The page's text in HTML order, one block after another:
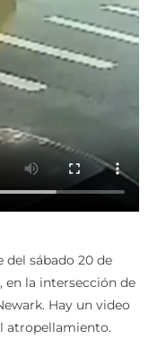
sábado 20 de
en la intersección de
Hay un video
atropellamiento.